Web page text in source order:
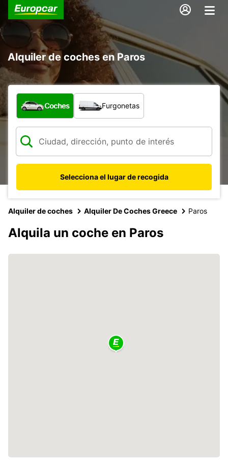
Alquiler de coches en Paros
¿Qué tipo de vehículo?
Coches Furgonetas
Selecciona el lugar de recogida
Alquiler de coches Alquiler De Coches Greece Paros
Alquila un coche en Paros